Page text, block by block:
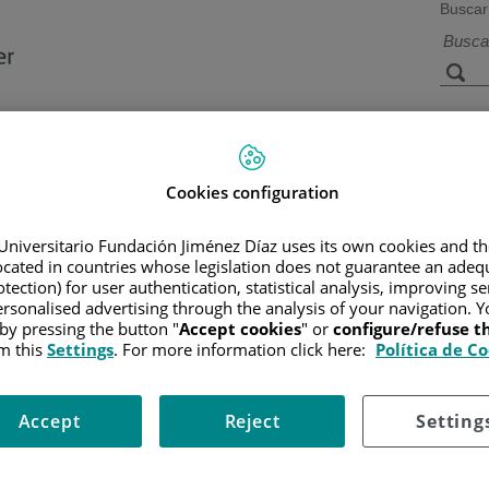
Buscar
Instalaciones y
tecnología
/INFORMACIÓN Y SOPORTE AL PACIENTE/TIPOS DE
Cookies configuration
Fundación Jiménez Díaz uses its own cookies and
in countries whose legislation does not guarantee an
for user authentication, statistical analysis, improving
advertising through the analysis of your navigation.
pressing the button "Accept cookies" or configure/refuse
thisSettings. For more information click here: Política de
Reject
Accept